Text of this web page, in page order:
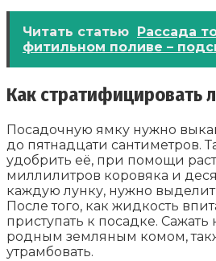
Читать статью
Рассада
фитильном поливе –
Как стратифицировать
Посадочную ямку нужно
до пятнадцати сантиметров.
удобрить её, при помощи
миллилитров коровяка и
каждую лунку, нужно
После того, как жидкость
приступать к посадке. Сажать
родным земляным комом,
утрамбовать.